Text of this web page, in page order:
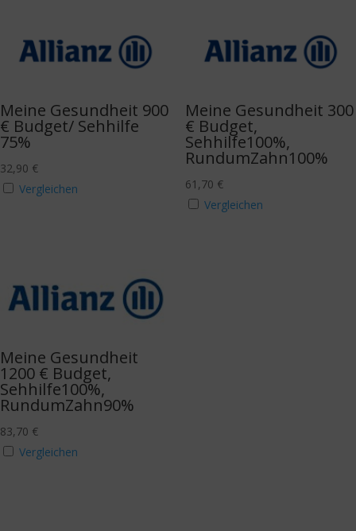
Meine Gesundheit 900
€ Budget/ Sehhilfe
75%
32,90 €
Vergleichen
Meine Gesundheit 300
€ Budget,
Sehhilfe100%,
RundumZahn100%
61,70 €
Vergleichen
Meine Gesundheit
1200 € Budget,
Sehhilfe100%,
RundumZahn90%
83,70 €
Vergleichen